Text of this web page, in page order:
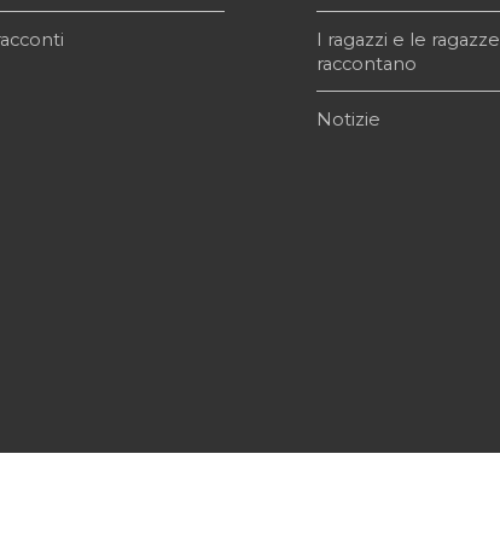
I ragazzi e le ragazze
raccontano
Notizie